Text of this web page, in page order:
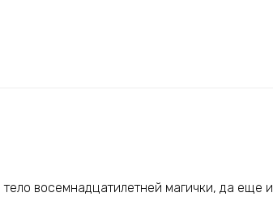
тело восемнадцатилетней магички, да еще и